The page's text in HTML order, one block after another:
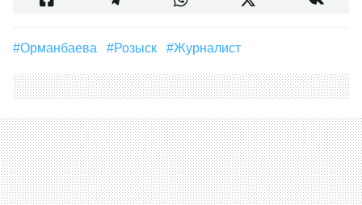
#Орманбаева #розыск #журналист